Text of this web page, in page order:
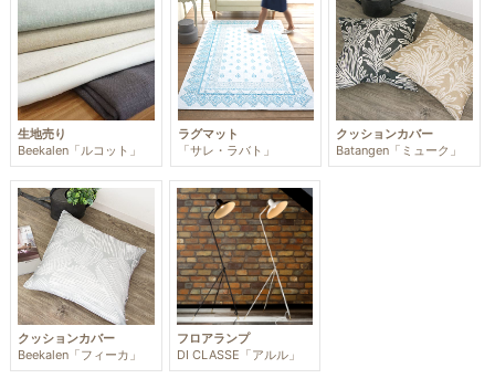
生地売り
Beekalen「ルコット」
ラグマット
「サレ・ラバト」
クッションカバー
Batangen「ミューク」
クッションカバー
Beekalen「フィーカ」
フロアランプ
DI CLASSE「アルル」